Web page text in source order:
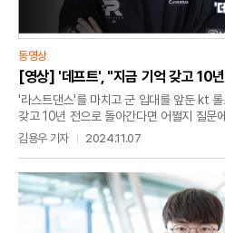
동영상
[영상] '데프트', "지금 기억 갖고 10
'라스트댄스'를 마치고 군 입대를 앞둔 kt
갖고 10년 전으로 돌아간다면 어쩔지 질문
프로게이머를 하겠지만, 뭔가 지금보다 오
수 없을 거 같다"고 말했다.
김용우 기자 2024.11.07